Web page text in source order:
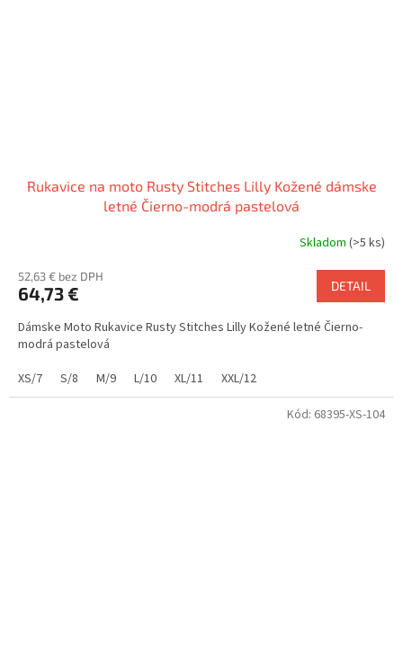
Rukavice na moto Rusty Stitches Lilly Kožené dámske
letné Čierno-modrá pastelová
Skladom (>5 ks)
52,63 € bez DPH
64,73 € DETAIL
Dámske Moto Rukavice Rusty Stitches Lilly Kožené letné Čierno-
modrá pastelová
XS/7
S/8 M/9 L/10 XL/11 XXL/12
Kód: 68395-XS-104